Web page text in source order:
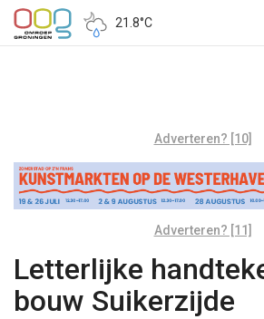
21.8°C
Adverteren? [10]
Adverteren? [11]
Letterlijke
bouw Suikerzijde